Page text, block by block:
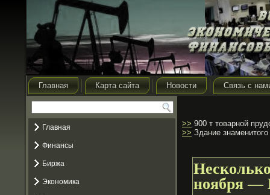
Главная Карта сайта Новости Связь с
Главная
Финансы
Биржа
Экономика
>> 900 т товарной
>> Здание
ноября —